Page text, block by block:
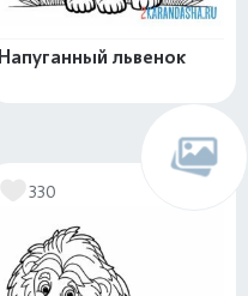
Напуганный львенок
330